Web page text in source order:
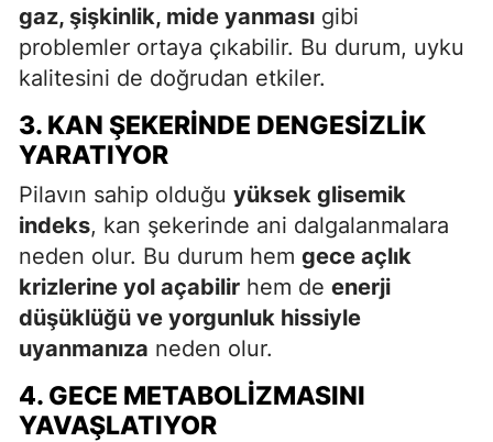
gaz, şişkinlik, mide yanması gibi
problemler ortaya çıkabilir. Bu durum, uyku
kalitesini de doğrudan etkiler.
3. KAN ŞEKERINDE DENGESIZLIK
YARATIYOR
Pilavın sahip olduğu yüksek glisemik
indeks, kan şekerinde ani dalgalanmalara
neden olur. Bu durum hem gece açlık
krizlerine yol açabilir hem de enerji
düşüklüğü ve yorgunluk hissiyle
uyanmanıza neden olur.
4. GECE METABOLIZMASINI
YAVAŞLATIYOR